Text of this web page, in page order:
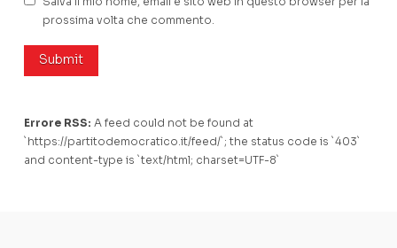
prossima volta che commento.
Errore RSS: A feed could not be found at
`https://partitodemocratico.it/feed/`; the status code is `403`
and content-type is `text/html; charset=UTF-8`